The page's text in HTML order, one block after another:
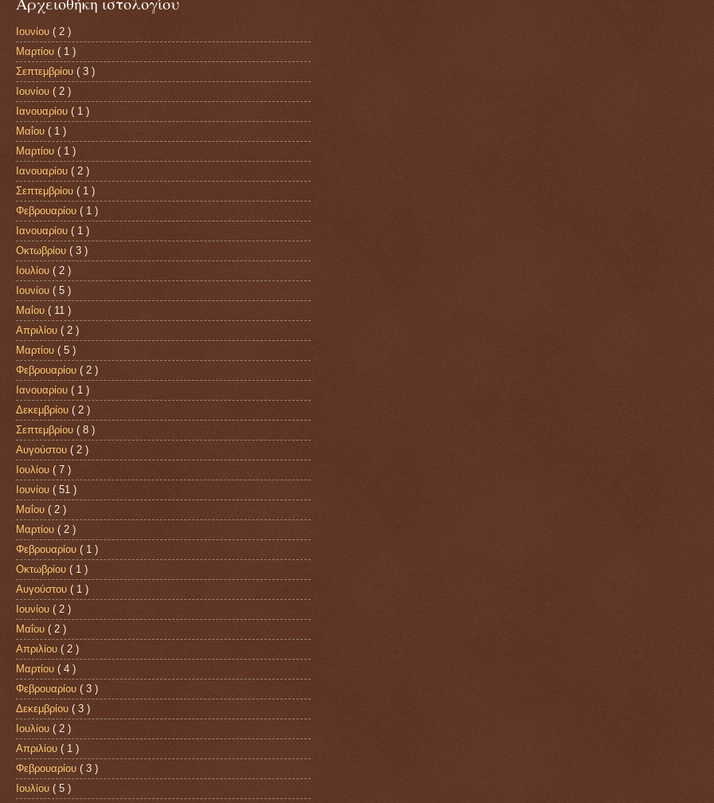
Ιουνίου ( 2 )
Μαρτίου ( 1 )
Σεπτεμβρίου ( 3 )
Ιουνίου ( 2 )
Ιανουαρίου ( 1 )
Μαΐου ( 1 )
Μαρτίου ( 1 )
Ιανουαρίου ( 2 )
Σεπτεμβρίου ( 1 )
Φεβρουαρίου ( 1 )
Ιανουαρίου ( 1 )
Οκτωβρίου ( 3 )
Ιουλίου ( 2 )
Ιουνίου ( 5 )
Μαΐου ( 11 )
Απριλίου ( 2 )
Μαρτίου ( 5 )
Φεβρουαρίου ( 2 )
Ιανουαρίου ( 1 )
Δεκεμβρίου ( 2 )
Σεπτεμβρίου ( 8 )
Αυγούστου ( 2 )
Ιουλίου ( 7 )
Ιουνίου ( 51 )
Μαΐου ( 2 )
Μαρτίου ( 2 )
Φεβρουαρίου ( 1 )
Οκτωβρίου ( 1 )
Αυγούστου ( 1 )
Ιουνίου ( 2 )
Μαΐου ( 2 )
Απριλίου ( 2 )
Μαρτίου ( 4 )
Φεβρουαρίου ( 3 )
Δεκεμβρίου ( 3 )
Ιουλίου ( 2 )
Απριλίου ( 1 )
Φεβρουαρίου ( 3 )
Ιουλίου ( 5 )